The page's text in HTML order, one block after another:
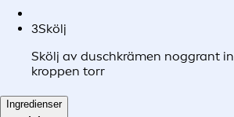
3Skölj
Skölj av duschkrämen noggrant
kroppen torr
Ingredienser